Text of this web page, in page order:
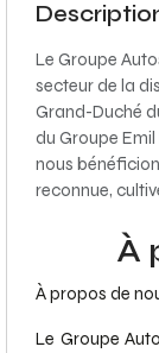
Le Groupe
secteur de la
Grand-Duché
du Groupe
nous
reconnue,
À
À propos de
Le Groupe